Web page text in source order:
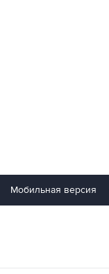
Мобильная версия